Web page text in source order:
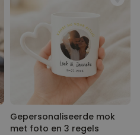
Gepersonaliseerde mok
met foto en 3 regels